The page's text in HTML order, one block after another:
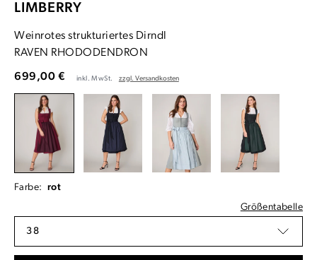
LIMBERRY
Weinrotes strukturiertes Dirndl
RAVEN RHODODENDRON
699,00 € inkl. MwSt. zzgl. Versandkosten
Farbe: rot
Größentabelle
38